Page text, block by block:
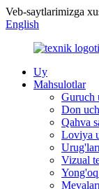
Veb-saytlarimizga
English
Uy
Mahsulotlar
Guruch
Don
Qahva
Loviya
Vizual